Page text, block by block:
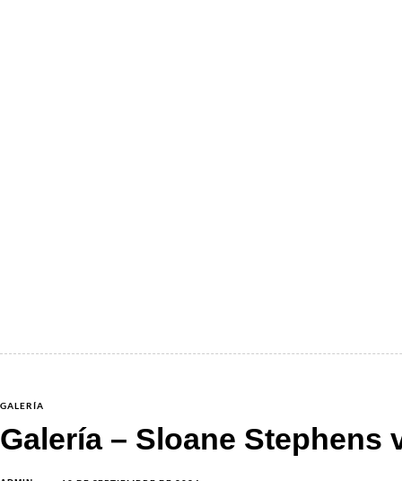
GALERÍA
Galería – Sloane Stephens